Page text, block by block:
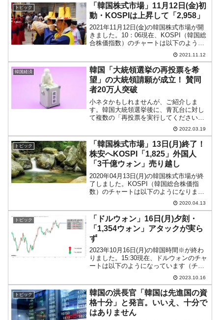
トピック
「韓国株式市場」11月12日(金)初
動・KOSPIは上昇して「2,958」
2021年11月12日(金)の韓国株式市場が開
きました。10：06現在、KOSPI（韓国総
合株価指数）のチャートは以下のように
『Investing.com』より引用）。本日はギ
ャップアップして上昇。とりあえず
「2,9...
2021.11.12
韓国経済
韓国「大統領選挙の再投票を希
望」の大統領請願が成立！ 賛同
者20万人突破
小ネタかもしれませんが、ご紹介しま
す。韓国大統領選挙後に、青瓦台に対し
て複数の「再投票を実行してください」
という大統領請願が上がった件の続報で
す。先にご紹介した、「選挙後2日で12万
9,228人」の請願が見事に成立しました。
↑2022年03...
2022.03.19
トピック
「韓国株式市場」13日(月)終了！
株安へKOSPI「1,825」外国人
「3千億ウォン」売り越し
2020年04月13日(月)の韓国株式市場が終
了しました。KOSPI（韓国総合株価指
数）のチャートは以下のようになりまし
た（チャートは『Investing.com』より引
用）。前日終値より安く始まり、陰線で
終了しましたので株安進行です。注目...
2020.04.13
トピック
「ドルウォン」16日(月)夕刻・
「1,354ウォン」アタックが実ら
ず
2023年10月16日(月)の韓国時間※が終わ
りました。15:30現在、ドルウォンのチャ
ートは以下のようになっています（チャ
ートは『Investing.com』より引用）。思
い切った上昇は見られませんが、まだ陽
線を維持しています。現在のとこ...
2023.10.16
トピック
韓国の洪長官「韓国は先進国の資
格十分」と発言。いいえ、十分で
はありません